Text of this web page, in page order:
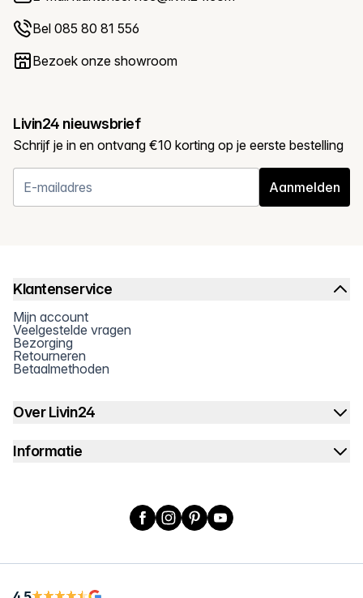
Bel 085 80 81 556
Bezoek onze showroom
Livin24 nieuwsbrief
Schrijf je in en ontvang €10 korting op je eerste bestelling
Aanmelden
Klantenservice
Mijn account
Veelgestelde vragen
Bezorging
Retourneren
Betaalmethoden
Over Livin24
Informatie
Facebook
Instagram
PinterestYouTube